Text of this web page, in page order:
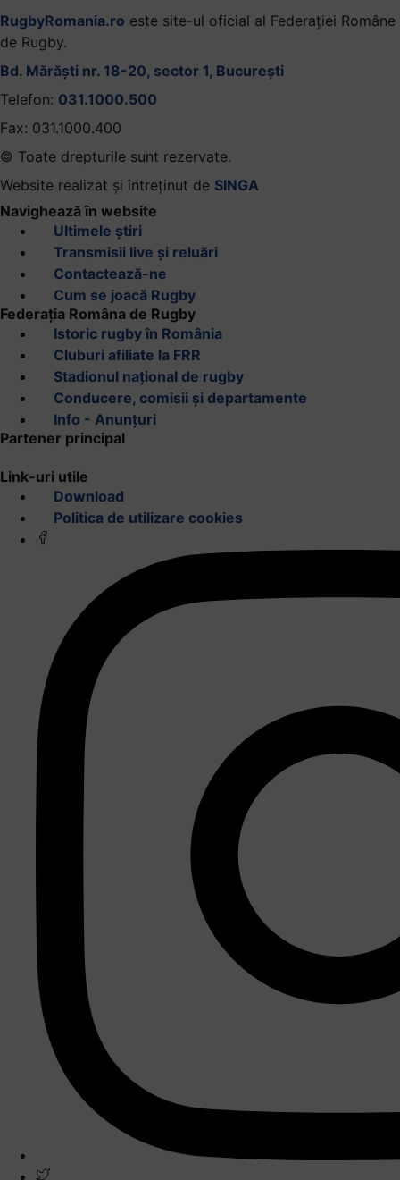
RugbyRomania.ro este site-ul oficial al Federației Române
de Rugby.
Bd. Mărăști nr. 18-20, sector 1, București
Telefon: 031.1000.500
Fax: 031.1000.400
© Toate drepturile sunt rezervate.
Website realizat și întreținut de SINGA
Navighează în website
Ultimele știri
Transmisii live și reluări
Contactează-ne
Cum se joacă Rugby
Federația Româna de Rugby
Istoric rugby în România
Cluburi afiliate la FRR
Stadionul național de rugby
Conducere, comisii și departamente
Info - Anunțuri
Partener principal
Link-uri utile
Download
Politica de utilizare cookies